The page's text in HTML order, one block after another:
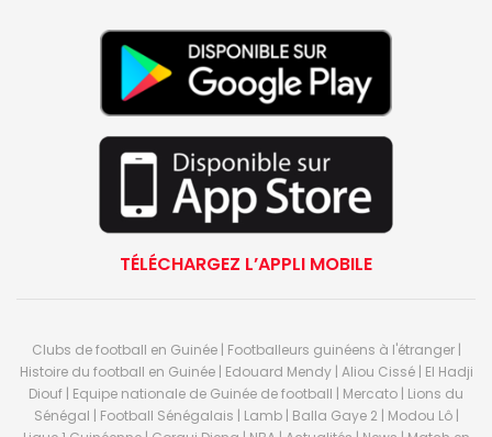
TÉLÉCHARGEZ L’APPLI MOBILE
Clubs de football en Guinée | Footballeurs guinéens à l'étranger |
Histoire du football en Guinée | Edouard Mendy | Aliou Cissé | El Hadji
Diouf | Equipe nationale de Guinée de football | Mercato | Lions du
Sénégal | Football Sénégalais | Lamb | Balla Gaye 2 | Modou Lô |